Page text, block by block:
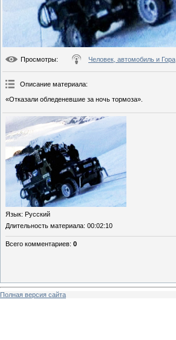
Просмотры: Человек, автомобиль и Гора
Описание материала:
«Отказали обледеневшие за ночь тормоза».
Язык: Русский
Длительность материала: 00:02:10
Всего комментариев: 0
Полная версия сайта